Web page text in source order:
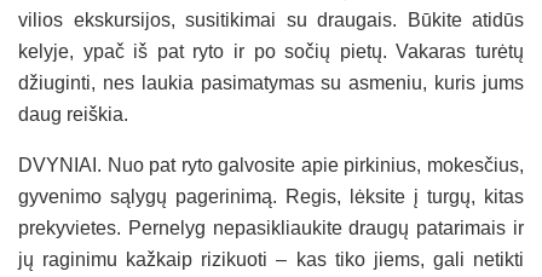
vilios ekskursijos, susitikimai su draugais. Būkite atidūs
kelyje, ypač iš pat ryto ir po sočių pietų. Vakaras turėtų
džiuginti, nes laukia pasimatymas su asmeniu, kuris jums
daug reiškia.
DVYNIAI. Nuo pat ryto galvosite apie pirkinius, mokesčius,
gyvenimo sąlygų pagerinimą. Regis, lėksite į turgų, kitas
prekyvietes. Pernelyg nepasikliaukite draugų patarimais ir
jų raginimu kažkaip rizikuoti – kas tiko jiems, gali netikti